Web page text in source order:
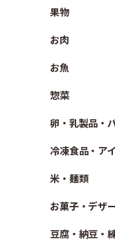
果物
お肉
お魚
惣菜
卵・乳製品・
冷凍食品・ア
米・麺類
お菓子・デザ
豆腐・納豆・